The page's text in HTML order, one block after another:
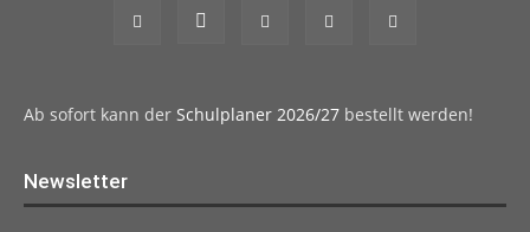
Ab sofort kann der Schulplaner 2026/27 bestellt werden!
Newsletter